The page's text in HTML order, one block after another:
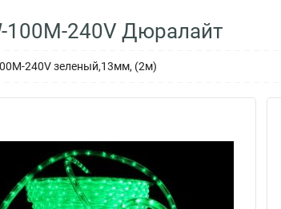
100M-240V Дюралайт
240V зеленый,13мм, (2м)